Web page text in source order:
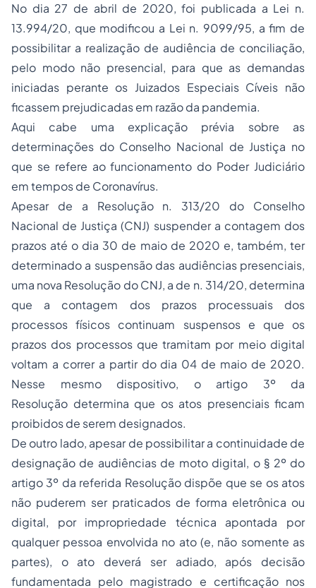
No dia 27 de abril de 2020, foi publicada a Lei n.
13.994/20, que modificou a Lei n. 9099/95, a fim de
possibilitar a realização de audiência de conciliação,
pelo modo não presencial, para que as demandas
iniciadas perante os Juizados Especiais Cíveis não
ficassem prejudicadas em razão da pandemia.
Aqui cabe uma explicação prévia sobre as
determinações do Conselho Nacional de Justiça no
que se refere ao funcionamento do Poder Judiciário
em tempos de Coronavírus.
Apesar de a Resolução n. 313/20 do Conselho
Nacional de Justiça (CNJ) suspender a contagem dos
prazos até o dia 30 de maio de 2020 e, também, ter
determinado a suspensão das audiências presenciais,
uma nova Resolução do CNJ, a de n. 314/20, determina
que a contagem dos prazos processuais dos
processos físicos continuam suspensos e que os
prazos dos processos que tramitam por meio digital
voltam a correr a partir do dia 04 de maio de 2020.
Nesse mesmo dispositivo, o artigo 3º da
Resolução determina que os atos presenciais ficam
proibidos de serem designados.
De outro lado, apesar de possibilitar a continuidade de
designação de audiências de moto digital, o § 2º do
artigo 3º da referida Resolução dispõe que se os atos
não puderem ser praticados de forma eletrônica ou
digital, por impropriedade técnica apontada por
qualquer pessoa envolvida no ato (e, não somente as
partes), o ato deverá ser adiado, após decisão
fundamentada pelo magistrado e certificação nos